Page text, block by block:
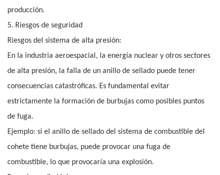
producción.
5. Riesgos de seguridad
Riesgos del sistema de alta presión:
En la industria aeroespacial, la energía nuclear y otros sectores
de alta presión, la falla de un anillo de sellado puede tener
consecuencias catastróficas. Es fundamental evitar
estrictamente la formación de burbujas como posibles puntos
de fuga.
Ejemplo: si el anillo de sellado del sistema de combustible del
cohete tiene burbujas, puede provocar una fuga de
combustible, lo que provocaría una explosión.